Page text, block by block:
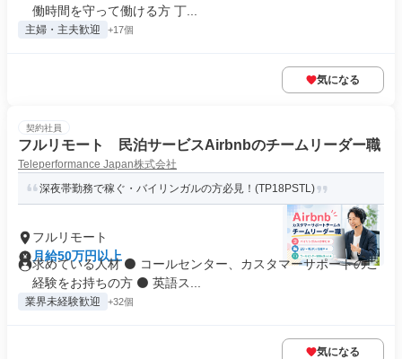
働時間を守って働ける方 丁...
主婦・主夫歓迎 +17個
気になる
契約社員
フルリモート 民泊サービスAirbnbのチームリーダー職
Teleperformance Japan株式会社
深夜帯勤務で稼ぐ・バイリンガルの方必見！(TP18PSTL)
フルリモート
月給50万円以上
求めている人材 ⚫ コールセンター、カスタマーサポートのご
経験をお持ちの方 ⚫ 英語ス...
業界未経験歓迎 +32個
気になる